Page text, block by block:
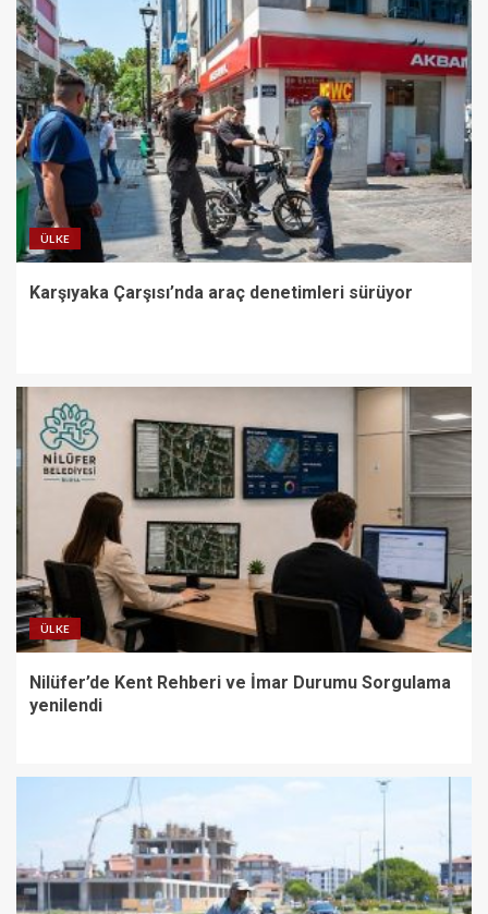
ÜLKE
Karşıyaka Çarşısı’nda araç denetimleri sürüyor
ÜLKE
Nilüfer’de Kent Rehberi ve İmar Durumu Sorgulama
yenilendi